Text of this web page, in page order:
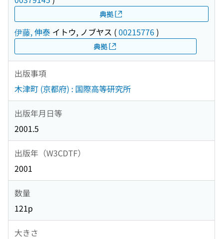
典拠
伊藤, 伸泰 イトウ, ノブヤス (00215776)
典拠
出版事項
木津町 (京都府) : 国際高等研究所
出版年月日等
2001.5
出版年（W3CDTF）
2001
数量
121p
大きさ